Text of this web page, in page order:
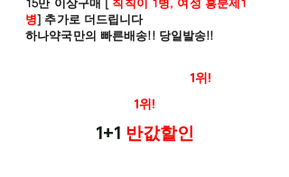
병] 추가로 더드립니다
하나약국만의 빠른배송!! 당일발송!!
1위!
1위!
1+1 반값할인